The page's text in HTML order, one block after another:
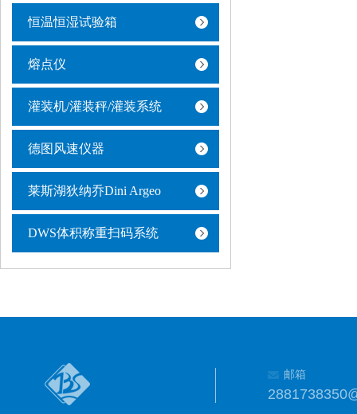
恒温恒湿试验箱
熔点仪
灌装机/灌装秤/灌装系统
德图风速仪器
莱斯湖狄纳乔Dini Argeo
DWS体积称重扫码系统
邮箱